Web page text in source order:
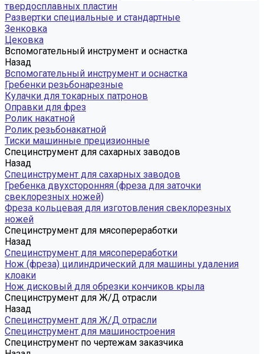
твердосплавных пластин
Развертки специальные и стандартные
Зенковка
Цековка
Вспомогательный инструмент и оснастка
Назад
Вспомогательный инструмент и оснастка
Гребенки резьбонарезные
Кулачки для токарных патронов
Оправки для фрез
Ролик накатной
Ролик резьбонакатной
Тиски машинные прецизионные
Специнструмент для сахарных заводов
Назад
Специнструмент для сахарных заводов
Гребенка двухсторонняя (фреза для заточки
свеклорезных ножей)
Фреза кольцевая для изготовления свеклорезных
ножей
Специнструмент для мясопереработки
Назад
Специнструмент для мясопереработки
Нож (фреза) цилиндрический для машины удаления
клоаки
Нож дисковый для обрезки кончиков крыла
Специнструмент для Ж/Д отрасли
Назад
Специнструмент для Ж/Д отрасли
Специнструмент для машиностроения
Специнструмент по чертежам заказчика